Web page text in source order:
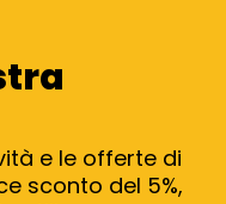
e le offerte di
sconto del 5%,